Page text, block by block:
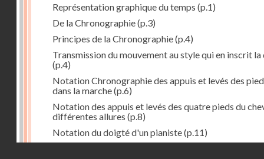
Représentation graphique du temps (p.1)
De la Chronographie(p.3)
Principes de la Chronographie(p.4)
Transmission du mouvement au style qui en inscrit la
(p.4)
Notation Chronographie des appuis et levés des
dans la marche(p.6)
Notation des appuis et levés des quatre pieds du
différentes allures (p.8)
Notation du doigté d'un pianiste(p.11)